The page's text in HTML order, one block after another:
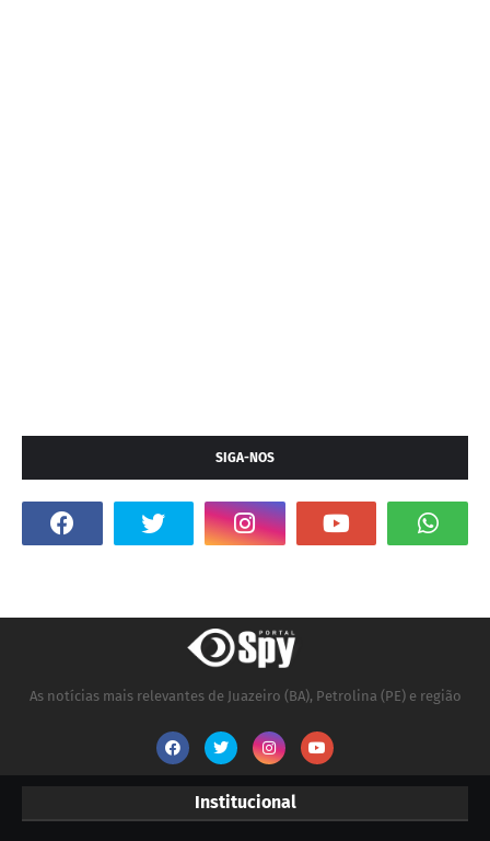
SIGA-NOS
As notícias mais relevantes de Juazeiro (BA), Petrolina (PE) e região
Institucional